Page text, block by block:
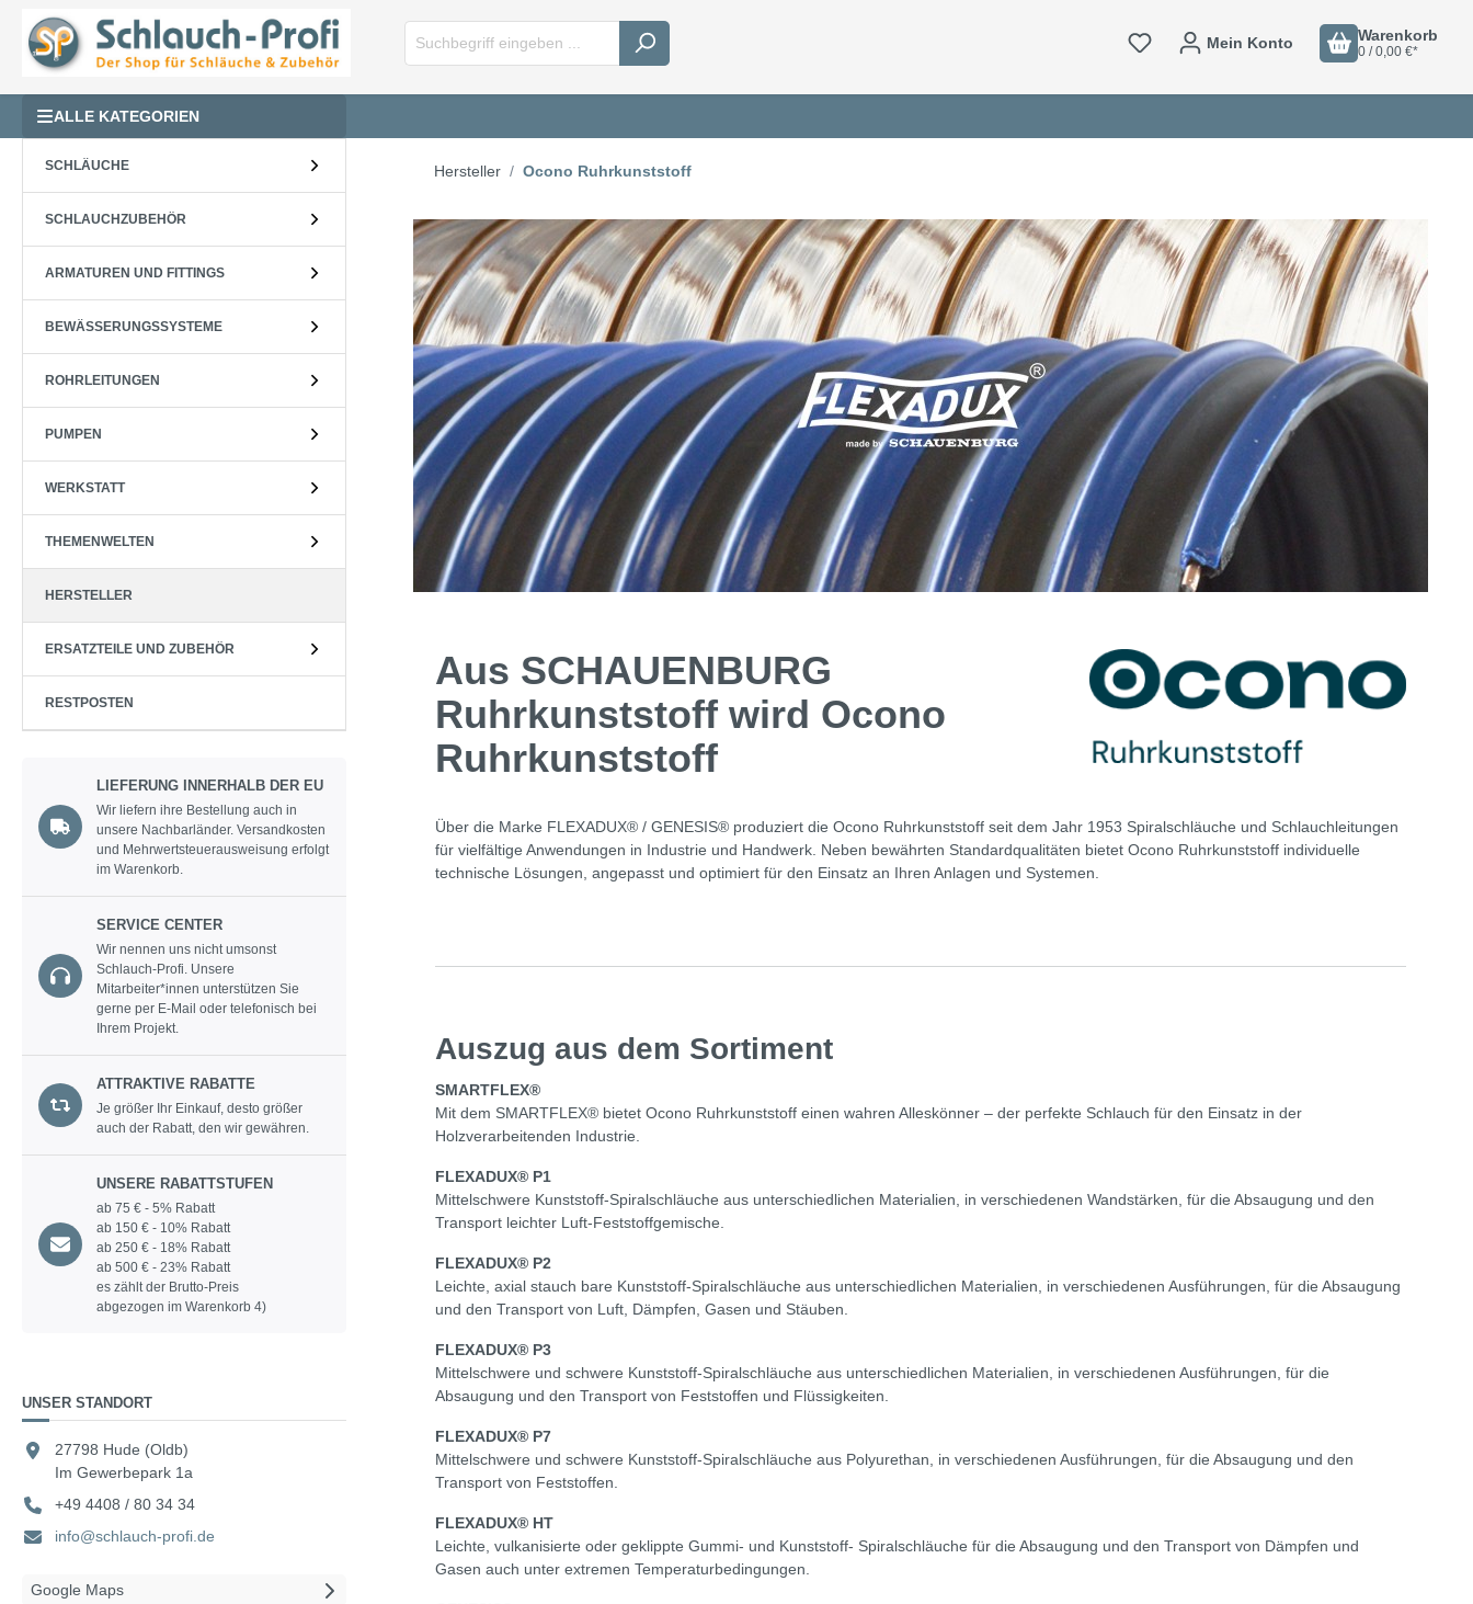
Mein Konto Warenkorb
0 / 0,00 €*
ALLE KATEGORIEN
SCHLÄUCHE
SCHLAUCHZUBEHÖR
ARMATUREN UND FITTINGS
BEWÄSSERUNGSSYSTEME
ROHRLEITUNGEN
PUMPEN
WERKSTATT
THEMENWELTEN
HERSTELLER
ERSATZTEILE UND ZUBEHÖR
RESTPOSTEN
LIEFERUNG INNERHALB DER EU
Wir liefern ihre Bestellung auch in
unsere Nachbarländer. Versandkosten
und Mehrwertsteuerausweisung erfolgt
im Warenkorb.
SERVICE CENTER
Wir nennen uns nicht umsonst
Schlauch-Profi. Unsere
Mitarbeiter*innen unterstützen Sie
gerne per E-Mail oder telefonisch bei
Ihrem Projekt.
ATTRAKTIVE RABATTE
Je größer Ihr Einkauf, desto größer
auch der Rabatt, den wir gewähren.
UNSERE RABATTSTUFEN
ab 75 € - 5% Rabatt
ab 150 € - 10% Rabatt
ab 250 € - 18% Rabatt
ab 500 € - 23% Rabatt
es zählt der Brutto-Preis
abgezogen im Warenkorb 4)
UNSER STANDORT
27798 Hude (Oldb)
Im Gewerbepark 1a
+49 4408 / 80 34 34
info@schlauch-profi.de
Google Maps
Hersteller Ocono Ruhrkunststoff
Aus SCHAUENBURG
Ruhrkunststoff wird Ocono
Ruhrkunststoff
Über die Marke FLEXADUX® / GENESIS® produziert die Ocono Ruhrkunststoff seit dem Jahr 1953 Spiralschläuche und Schlauchleitungen
für vielfältige Anwendungen in Industrie und Handwerk. Neben bewährten Standardqualitäten bietet Ocono Ruhrkunststoff individuelle
technische Lösungen, angepasst und optimiert für den Einsatz an Ihren Anlagen und Systemen.
Auszug aus dem Sortiment
SMARTFLEX®
Mit dem SMARTFLEX® bietet Ocono Ruhrkunststoff einen wahren Alleskönner – der perfekte Schlauch für den Einsatz in der
Holzverarbeitenden Industrie.
FLEXADUX® P1
Mittelschwere Kunststoff-Spiralschläuche aus unterschiedlichen Materialien, in verschiedenen Wandstärken, für die Absaugung und den
Transport leichter Luft-Feststoffgemische.
FLEXADUX® P2
Leichte, axial stauch bare Kunststoff-Spiralschläuche aus unterschiedlichen Materialien, in verschiedenen Ausführungen, für die Absaugung
und den Transport von Luft, Dämpfen, Gasen und Stäuben.
FLEXADUX® P3
Mittelschwere und schwere Kunststoff-Spiralschläuche aus unterschiedlichen Materialien, in verschiedenen Ausführungen, für die
Absaugung und den Transport von Feststoffen und Flüssigkeiten.
FLEXADUX® P7
Mittelschwere und schwere Kunststoff-Spiralschläuche aus Polyurethan, in verschiedenen Ausführungen, für die Absaugung und den
Transport von Feststoffen.
FLEXADUX® HT
Leichte, vulkanisierte oder geklippte Gummi- und Kunststoff- Spiralschläuche für die Absaugung und den Transport von Dämpfen und
Gasen auch unter extremen Temperaturbedingungen.